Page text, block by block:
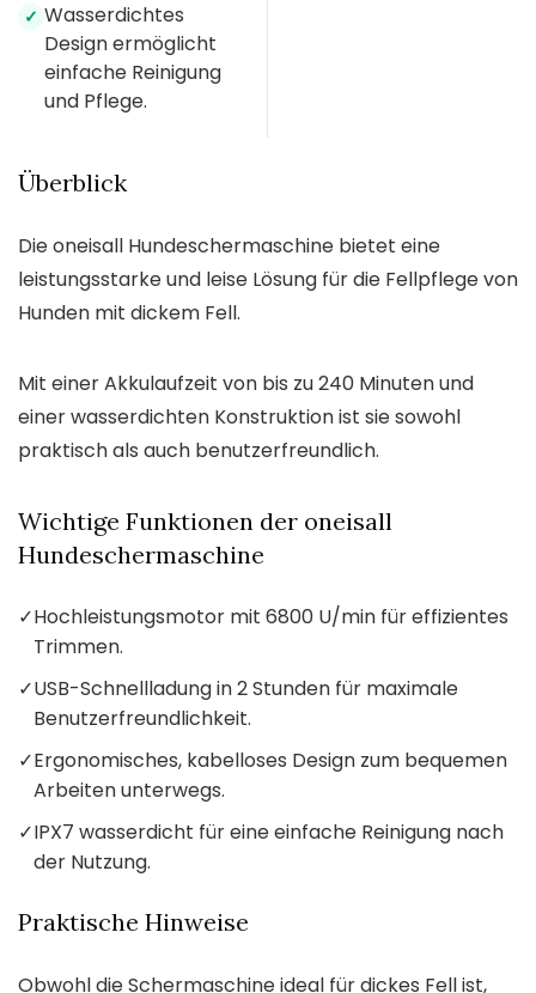
✓ Wasserdichtes
Design ermöglicht
einfache Reinigung
und Pflege.
Überblick
Die oneisall Hundeschermaschine bietet eine
leistungsstarke und leise Lösung für die Fellpflege von
Hunden mit dickem Fell.
Mit einer Akkulaufzeit von bis zu 240 Minuten und
einer wasserdichten Konstruktion ist sie sowohl
praktisch als auch benutzerfreundlich.
Wichtige Funktionen der oneisall
Hundeschermaschine
✓Hochleistungsmotor mit 6800 U/min für effizientes
Trimmen.
✓USB-Schnellladung in 2 Stunden für maximale
Benutzerfreundlichkeit.
✓Ergonomisches, kabelloses Design zum bequemen
Arbeiten unterwegs.
✓IPX7 wasserdicht für eine einfache Reinigung nach
der Nutzung.
Praktische Hinweise
Obwohl die Schermaschine ideal für dickes Fell ist,